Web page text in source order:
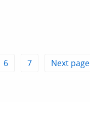
6 7 Next page